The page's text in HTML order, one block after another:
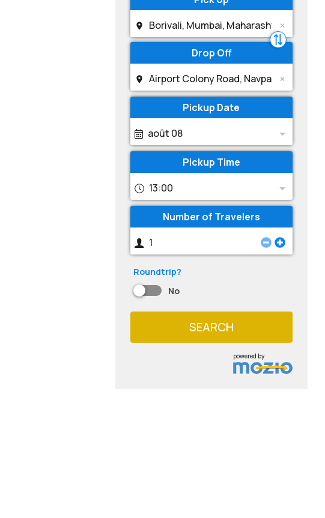
Drop Off
Pickup Date
août 08
Pickup Time
13:00
Number of Travelers
Roundtrip?
No
SEARCH
powered by